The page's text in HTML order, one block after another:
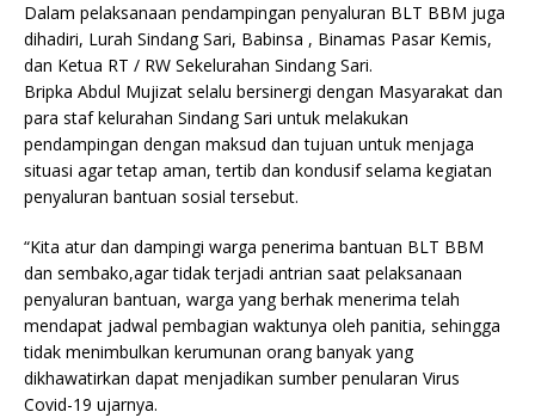
Dalam pelaksanaan pendampingan penyaluran BLT BBM juga
dihadiri, Lurah Sindang Sari, Babinsa , Binamas Pasar Kemis,
dan Ketua RT / RW Sekelurahan Sindang Sari.
Bripka Abdul Mujizat selalu bersinergi dengan Masyarakat dan
para staf kelurahan Sindang Sari untuk melakukan
pendampingan dengan maksud dan tujuan untuk menjaga
situasi agar tetap aman, tertib dan kondusif selama kegiatan
penyaluran bantuan sosial tersebut.
“Kita atur dan dampingi warga penerima bantuan BLT BBM
dan sembako,agar tidak terjadi antrian saat pelaksanaan
penyaluran bantuan, warga yang berhak menerima telah
mendapat jadwal pembagian waktunya oleh panitia, sehingga
tidak menimbulkan kerumunan orang banyak yang
dikhawatirkan dapat menjadikan sumber penularan Virus
Covid-19 ujarnya.